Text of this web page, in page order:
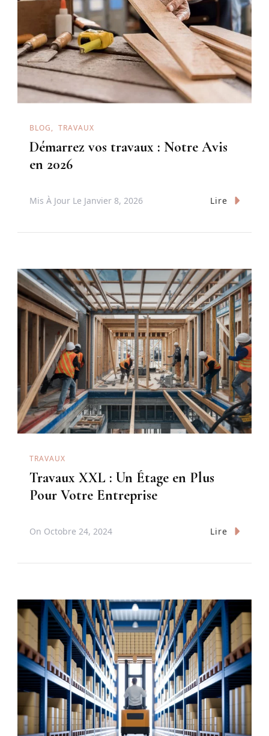
BLOG TRAVAUX
Démarrez vos travaux : Notre Avis
en 2026
Mis À Jour Le Janvier 8, 2026 Lire
TRAVAUX
Travaux XXL : Un Étage en Plus
Pour Votre Entreprise
On Octobre 24, 2024 Lire